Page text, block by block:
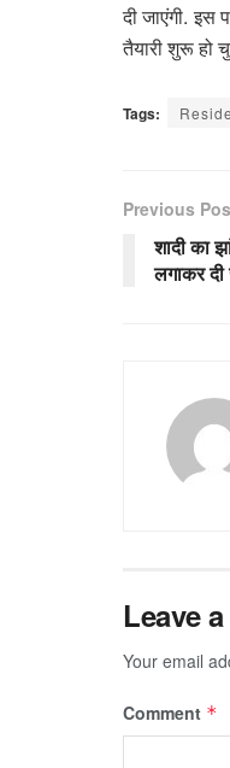
दी जाएंगी.
तैयारी शुरू हो
Tags:
Previous
शादी का
लगाकर दी
Leave
Your email
Comment *